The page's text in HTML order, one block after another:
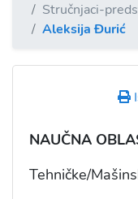
Stručnjaci-
Aleksija Đurić
NAUČNA
Tehničke/